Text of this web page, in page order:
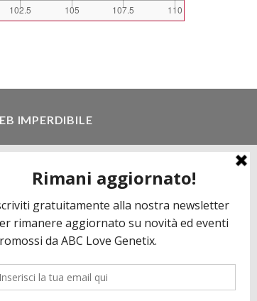
IMPERDIBILE
offerta web! Un prezzo mai visto,
scegli il tuo toro filtrando a
quanto può essere vantaggioso
500€ di prodotti in regalo per te
Contattaci per più informazioni.